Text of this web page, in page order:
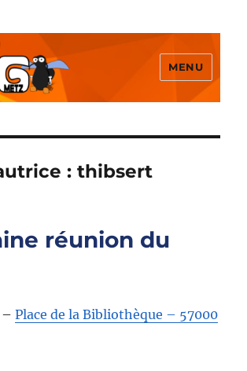
MENU
:thibsert
réunion du
–Place de la Bibliothèque – 57000